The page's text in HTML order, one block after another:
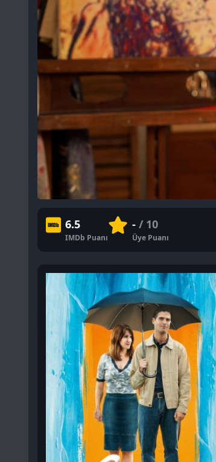
6.5
IMDb Puanı
-/ 10
Üye Puanı